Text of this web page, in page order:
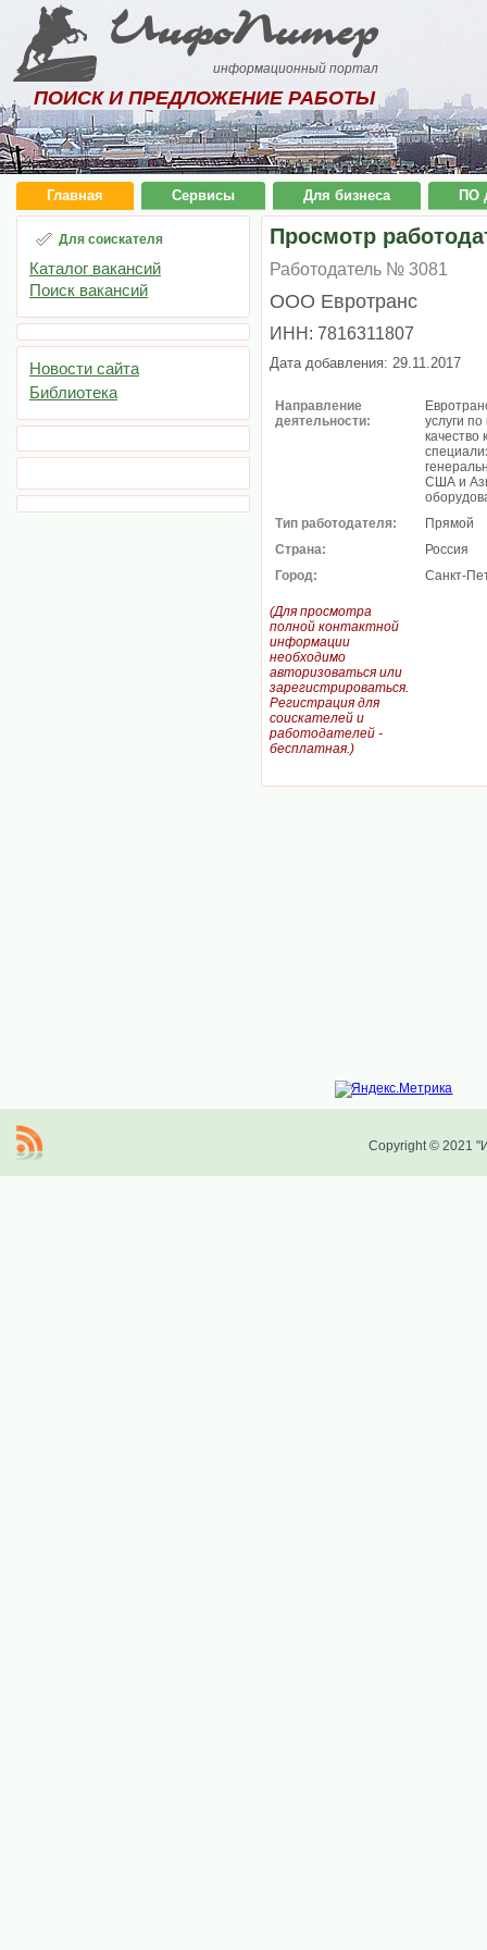
ИнфоПитер
информационный портал
ПОИСК И ПРЕДЛОЖЕНИЕ РАБОТЫ
Главная Сервисы Для бизнеса ПО
Для соискателя
Каталог вакансий
Поиск вакансий
Новости сайта
Библиотека
Просмотр
Работодатель № 3081
ООО Евротранс
ИНН: 7816311807
Дата добавления: 29.11.2017
Направление
деятельности:
услуги
США и
Тип работодателя:
Прямой
Страна:
Россия
Город:
Санкт-
(Для просмотра
полной контактной
информации
необходимо
авторизоваться или
зарегистрироваться.
Регистрация для
соискателей и
работодателей -
бесплатная.)
Copyright © 2021